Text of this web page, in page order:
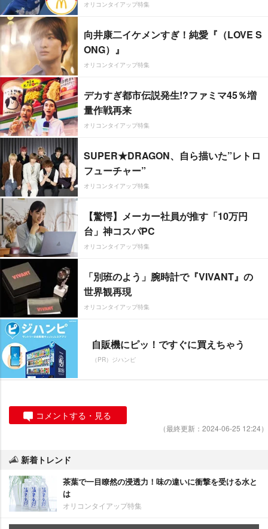
オリコンタイアップ特集
向井康二イケメンすぎ！純愛『（LOVE S
ONG）』
オリコンタイアップ特集
デカすぎ都市伝説発生!?ファミマ45％増
量作戦再来
オリコンタイアップ特集
SUPER★DRAGON、自ら描いた”レトロ
フューチャー”
オリコンタイアップ特集
【驚愕】メーカー社員が推す「10万円
台」神コスパPC
オリコンタイアップ特集
「別班のよう」腕時計で『VIVANT』の
世界観再現
オリコンタイアップ特集
自販機にピッ！ですぐに買えちゃう
（PR）ジハンピ
コメントする・見る
（最終更新：2024-06-25 12:24）
新着トレンド
茶葉で一目瞭然の浸透力！味の違いに衝撃を受ける水と
は
オリコンタイアップ特集